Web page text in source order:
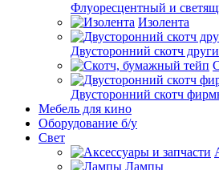
Флуоресцентный и
Изолента
Двусторонний скотч
Двусторонний скотч
Мебель для кино
Оборудование б/у
Свет
Лампы